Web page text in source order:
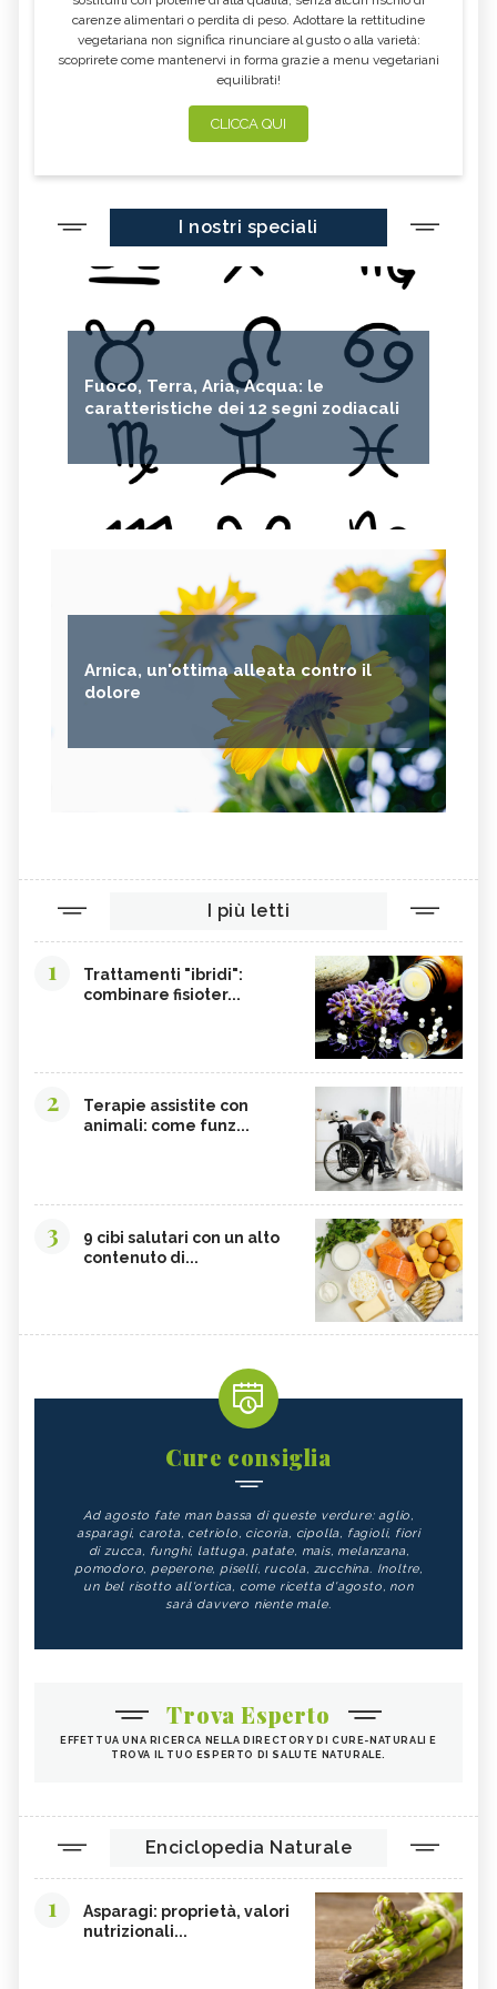
MEDICINA PSICOSOMATICA,
DESCRIZIONE E UTILIZZO
MICOTERAPIA, DESCRIZIONE E
UTILIZZO
TECNICHE DI RILASSAMENTO,
VINOTERAPIA, DESCRIZIONE E
BENEFICI
TRAGER, DESCRIZIONE E
TECNICHE MASSAGGIO, DESCRIZIONE
POLARITY, DESCRIZIONE E
OZONOTERAPIA, DESCRIZIONE E
UTILIZZO
ORGANOTERAPIA, DESCRIZIONE E
NOSODOTERAPIA, DESCRIZIONE E
MENTASTICA, DESCRIZIONE E
UTILIZZO
NATUROPATIA, DESCRIZIONE E
UTILIZZO
MOVIMENTO TUTTE LE
DISCIPLINE
MEDICINA TIBETANA, DESCRIZIONE E
UTILIZZO
MEDICINA FUNZIONALE,
DESCRIZIONE E UTILIZZO
MEDICINA NATURALE, DESCRIZIONE E
UTILIZZO
MEDICINA QUANTICA, DESCRIZIONE
ISTINTOTERAPIA, DESCRIZIONE E
UTILIZZO
IDROTERAPIA, DESCRIZIONE E
HALOTERAPIA, DESCRIZIONE E
UTILIZZO
ELIOTERAPIA, DESCRIZIONE E
DIETOLOGIA, DESCRIZIONE E
BODYTALK, DESCRIZIONE E
ARMONIZZAZIONE PSICOSOMATICA,
DESCRIZIONE E UTILIZZO
carenze alimentari o perdita di peso. Adottare la rettitudine
vegetariana non significa rinunciare al gusto o alla varietà:
scoprirete come mantenervi in forma grazie a menu vegetariani
equilibrati!
CLICCA QUI
I nostri speciali
Fuoco, Terra, Aria, Acqua: le
caratteristiche dei 12 segni zodiacali
Arnica, un'ottima alleata contro il
dolore
I più letti
1
Trattamenti "ibridi":
combinare fisioter...
2
Terapie assistite con
animali: come funz...
3
9 cibi salutari con un alto
contenuto di...
Cure consiglia
Ad agosto fate man bassa di queste verdure: aglio,
asparagi, carota, cetriolo, cicoria, cipolla, fagioli, fiori
di zucca, funghi, lattuga, patate, mais, melanzana,
pomodoro, peperone, piselli, rucola, zucchina. Inoltre,
un bel risotto all'ortica, come ricetta d'agosto, non
sarà davvero niente male.
Trova Esperto
EFFETTUA UNA RICERCA NELLA DIRECTORY DI CURE-NATURALI E
TROVA IL TUO ESPERTO DI SALUTE NATURALE.
Enciclopedia Naturale
1
Asparagi: proprietà, valori
nutrizionali...